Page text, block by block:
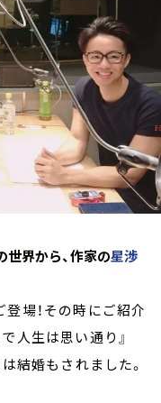
界から、作家の星渉
登場！その時にご紹介
人生は思い通り』
結婚もされました。